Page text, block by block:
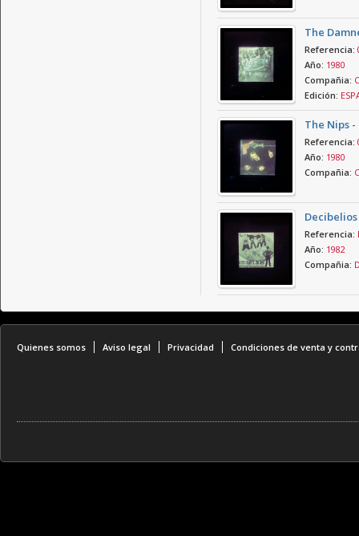
The
Referencia:
Año: 1980
Compañia:
Edición:
The Nips
Referencia:
Año: 1980
Compañia:
Referencia:
Año: 1982
Compañia:
Quienes somos Aviso legal Privacidad Condiciones de venta y